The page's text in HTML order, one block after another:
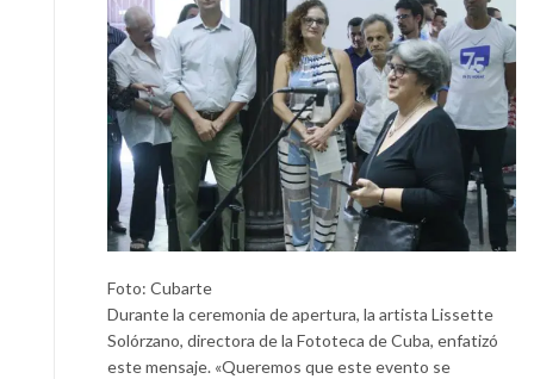
Foto: Cubarte
Durante la ceremonia de apertura, la artista Lissette
Solórzano, directora de la Fototeca de Cuba, enfatizó
este mensaje. «Queremos que este evento se